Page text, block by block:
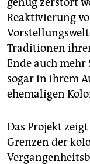
Reaktivierung
Traditionen
Ende auch
sogar in ihrem
ehemaligen
Das Projekt
Grenzen der